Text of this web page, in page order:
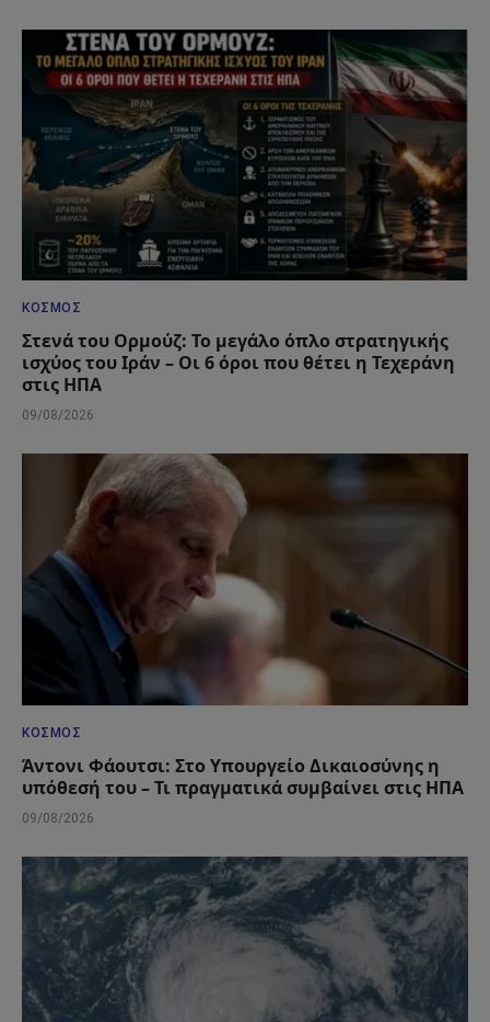
ΚΌΣΜΟΣ
Στενά του Ορμούζ: Το μεγάλο όπλο στρατηγικής
ισχύος του Ιράν – Οι 6 όροι που θέτει η Τεχεράνη
στις ΗΠΑ
09/08/2026
ΚΌΣΜΟΣ
Άντονι Φάουτσι: Στο Υπουργείο Δικαιοσύνης η
υπόθεσή του – Τι πραγματικά συμβαίνει στις ΗΠΑ
09/08/2026